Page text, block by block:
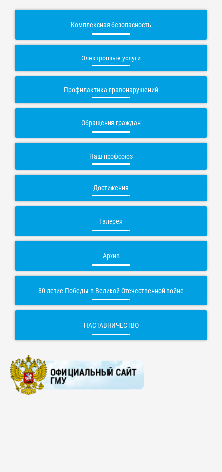
Комплексная безопасность
Электронные услуги
Профилактика правонарушений
Обращения граждан
Наш профсоюз
Достижения
Галерея
Архив
80-летие Победы в Великой Отечественной войне
НАСТАВНИЧЕСТВО